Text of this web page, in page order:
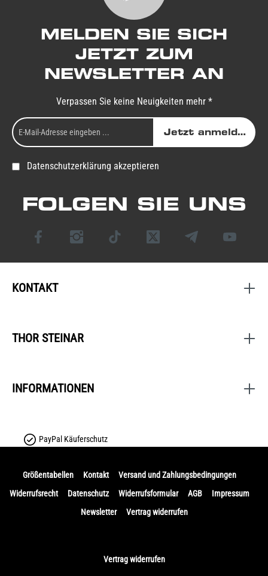
MELDEN SIE SICH
JETZT ZUM
NEWSLETTER AN
Verpassen Sie keine Neuigkeiten mehr *
Jetzt anmelden
Datenschutzerklärung akzeptieren
FOLGEN SIE UNS
KONTAKT
THOR STEINAR
INFORMATIONEN
PayPal Käuferschutz
Größentabellen Kontakt
Versand und Zahlungsbedingungen
Widerrufsrecht
Datenschutz Widerrufsformular AGB
Impressum
Newsletter
Vertrag widerrufen
Vertrag widerrufen